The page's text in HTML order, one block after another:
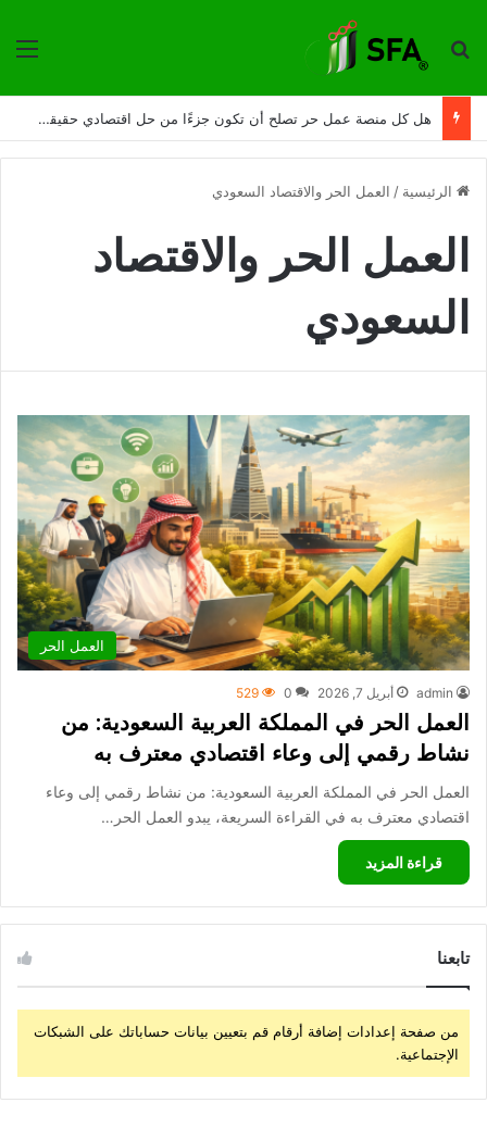
ترتيب حسب
هل كل منصة عمل حر تصلح أن تكون جزءًا من حل اقتصادي حقيقي؟
الرئيسية / العمل الحر والاقتصاد السعودي
العمل الحر والاقتصاد
السعودي
العمل الحر
admin أبريل 7, 2026 0
529
العمل الحر في المملكة العربية السعودية: من
نشاط رقمي إلى وعاء اقتصادي معترف به
العمل الحر في المملكة العربية السعودية: من نشاط رقمي إلى وعاء
اقتصادي معترف به في القراءة السريعة، يبدو العمل الحر…
قراءة المزيد
تابعنا
من صفحة إعدادات إضافة أرقام قم بتعيين بيانات حساباتك على الشبكات
الإجتماعية.